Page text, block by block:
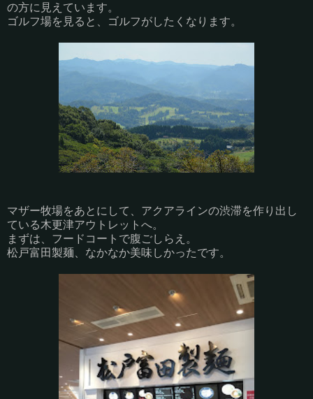
の方に見えています。
ゴルフ場を見ると、ゴルフがしたくなります。
マザー牧場をあとにして、アクアラインの渋滞を作り出し
ている木更津アウトレットへ。
まずは、フードコートで腹ごしらえ。
松戸富田製麺、なかなか美味しかったです。